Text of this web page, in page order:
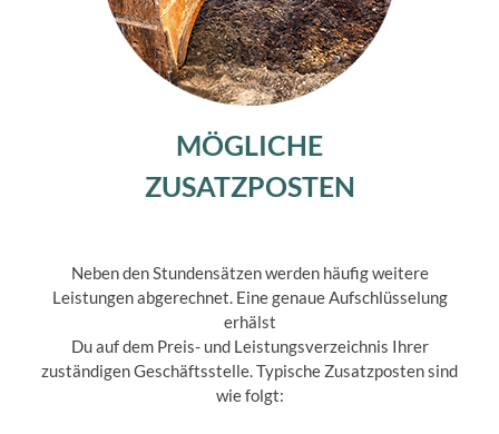
MÖGLICHE
ZUSATZPOSTEN
Neben den Stundensätzen werden häufig weitere
Leistungen abgerechnet. Eine genaue Aufschlüsselung
erhälst
Du auf dem Preis- und Leistungsverzeichnis Ihrer
zuständigen Geschäftsstelle. Typische Zusatzposten sind
wie folgt: